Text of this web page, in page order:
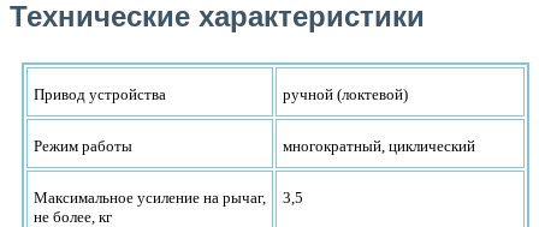
Технические характеристики
Привод устройства ручной (локтевой)
Режим работы многократный, циклический
Максимальное усиление на рычаг,
не более, кг
3,5